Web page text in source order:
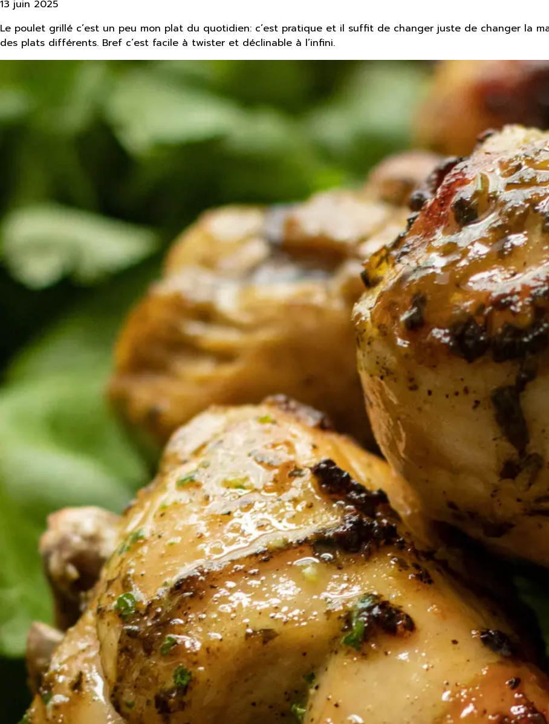
13 juin 2025
Le poulet grillé c’est un peu mon plat du quotidien: c’est pratique et il suffit de changer juste de changer la
des plats différents. Bref c’est facile à twister et déclinable à l’infini.